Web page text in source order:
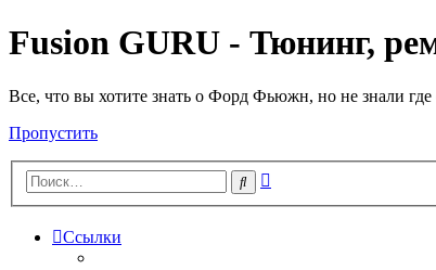
Fusion GURU - Тюнинг,
Все, что вы хотите знать о Форд Фьюжн, но не знали где
Пропустить
Поиск
Ссылки